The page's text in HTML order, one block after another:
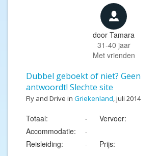
door Tamara
31-40 jaar
Met vrienden
Dubbel geboekt of niet? Geen
antwoordt! Slechte site
Fly and Drive in Griekenland, juli 2014
Totaal: - Vervoer:
Accommodatie: -
Reisleiding: - Prijs: